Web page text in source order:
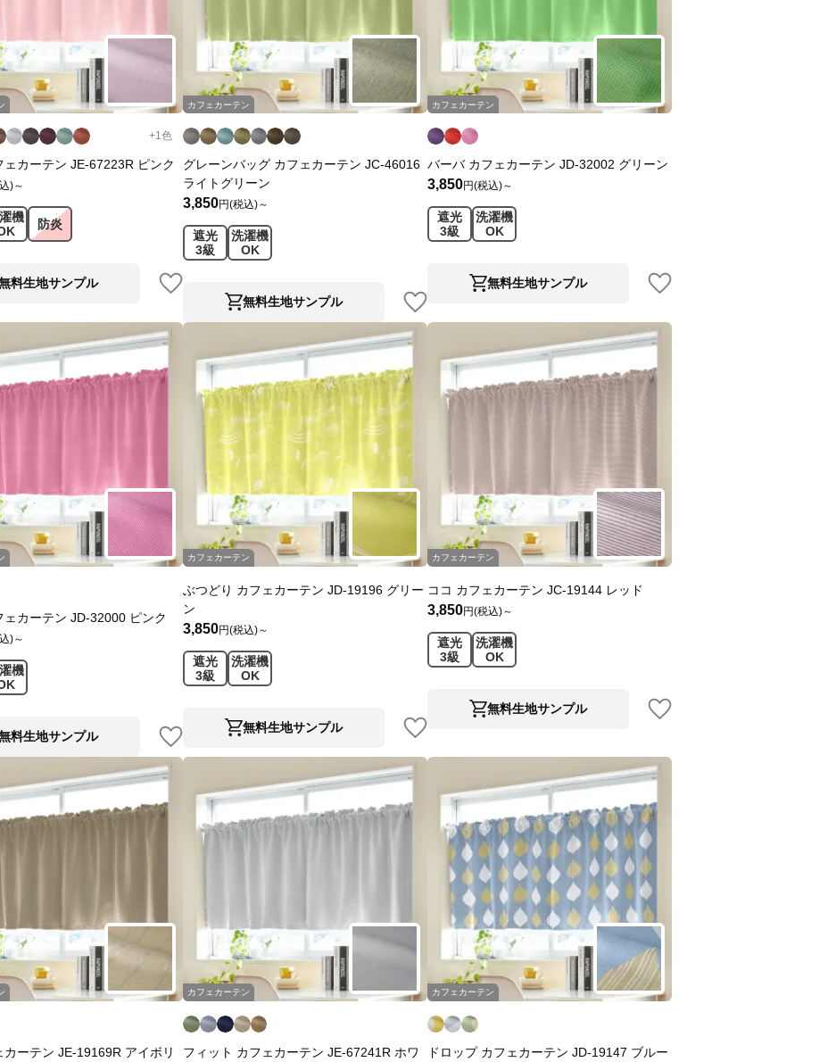
+1色
ェカーテン JE-67223R ピンク
)～
機
防炎
料生地サンプル
カフェカーテン
グレーンバッグ カフェカーテン JC-46016
ライトグリーン
3,850円(税込)～
遮光
3級
洗濯機
OK
無料生地サンプル
カフェカーテン
バーバ カフェカーテン JD-32002 グリーン
3,850円(税込)～
遮光
3級
洗濯機
OK
無料生地サンプル
ェカーテン JD-32000 ピンク
)～
機
料生地サンプル
カフェカーテン
ぶつどり カフェカーテン JD-19196 グリー
ン
3,850円(税込)～
遮光
3級
洗濯機
OK
無料生地サンプル
カフェカーテン
ココ カフェカーテン JC-19144 レッド
3,850円(税込)～
遮光
3級
洗濯機
OK
無料生地サンプル
カーテン JE-19169R アイボリ
カフェカーテン
フィット カフェカーテン JE-67241R ホワ
カフェカーテン
ドロップ カフェカーテン JD-19147 ブルー